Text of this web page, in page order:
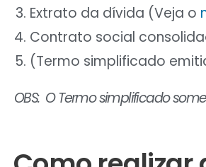
Extrato da dívida (Veja o
Contrato social
(Termo simplificado
OBS: O Termo simplificado